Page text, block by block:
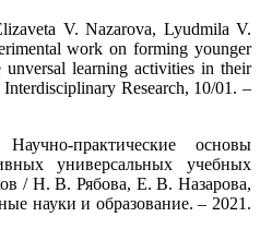
V. Nazarova, Lyudmila V.
work on forming younger
unversal learning activities in their
Research, 10/01. –
практические основы
универсальных учебных
/ Н. В. Рябова, Е. В. Назарова,
науки и образование. – 2021.